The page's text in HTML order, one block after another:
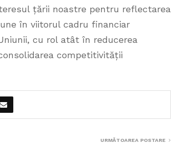
țării noastre pentru reflectarea
în viitorul cadru financiar
cu rol atât în reducerea
competitivității
URMĂTOAREA POSTARE